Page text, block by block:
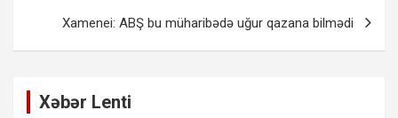
Xamenei: ABŞ bu müharibədə uğur qazana bilmədi
Xəbər Lenti